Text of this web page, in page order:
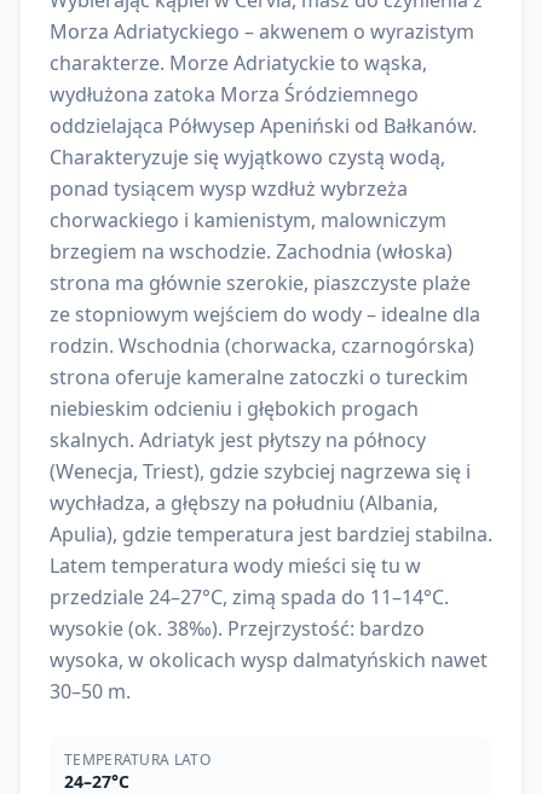
Morza Adriatyckiego – akwenem o wyrazistym
charakterze. Morze Adriatyckie to wąska,
wydłużona zatoka Morza Śródziemnego
oddzielająca Półwysep Apeniński od Bałkanów.
Charakteryzuje się wyjątkowo czystą wodą,
ponad tysiącem wysp wzdłuż wybrzeża
chorwackiego i kamienistym, malowniczym
brzegiem na wschodzie. Zachodnia (włoska)
strona ma głównie szerokie, piaszczyste plaże
ze stopniowym wejściem do wody – idealne dla
rodzin. Wschodnia (chorwacka, czarnogórska)
strona oferuje kameralne zatoczki o tureckim
niebieskim odcieniu i głębokich progach
skalnych. Adriatyk jest płytszy na północy
(Wenecja, Triest), gdzie szybciej nagrzewa się i
wychładza, a głębszy na południu (Albania,
Apulia), gdzie temperatura jest bardziej stabilna.
Latem temperatura wody mieści się tu w
przedziale 24–27°C, zimą spada do 11–14°C.
wysokie (ok. 38‰). Przejrzystość: bardzo
wysoka, w okolicach wysp dalmatyńskich nawet
30–50 m.
TEMPERATURA LATO
24–27°C